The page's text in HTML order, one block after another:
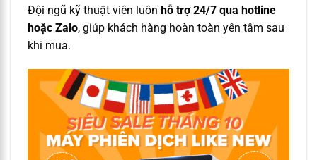
Đội ngũ kỹ thuật viên luôn hỗ trợ 24/7 qua hotline
hoặc Zalo, giúp khách hàng hoàn toàn yên tâm sau
khi mua.